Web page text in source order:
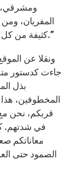
ومشرقي،
المفريان،
كثيفة من كل الانتشار، شكّل محطة رجاء وأمل لشعبنا.”
ونقلا عن
جاءت كدستور
بذل
المخطوفين،
قربكم، نحن مع
في شدتهم. كل
معاناتكم
الصمود حتى